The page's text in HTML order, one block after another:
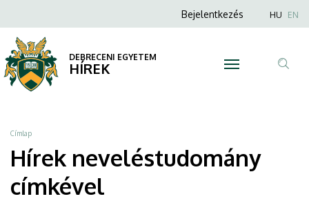
neveléstudomány
DEBRECENI
EGYETEM
a
tartalomra
Anonim
menüje
Bejelentkezés HU EN
DEBRECENI EGYETEM
HÍREK
Morzsa
Címlap
Hírek neveléstudomány
címkével